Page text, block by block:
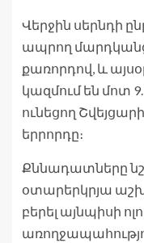
Վերջին սերնդի
ապրող մարդկանց
քառորդով, և
կազմում են մոտ
ունեցող
երրորդը։
Քննադատները
օտարերկրյա
բերել այնպիսի